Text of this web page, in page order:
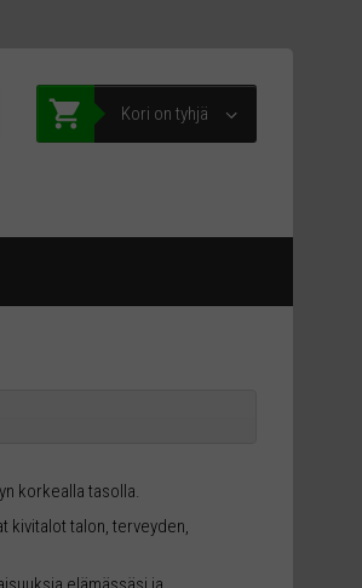
Kori on tyhjä
korkealla tasolla.
kivitalot talon, terveyden,